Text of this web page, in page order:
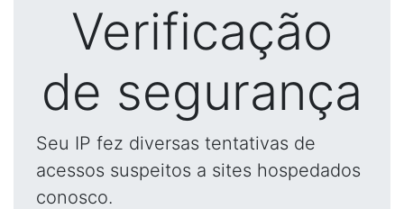
Verificação
de segurança
Seu IP fez diversas tentativas de
acessos suspeitos a sites hospedados
conosco.